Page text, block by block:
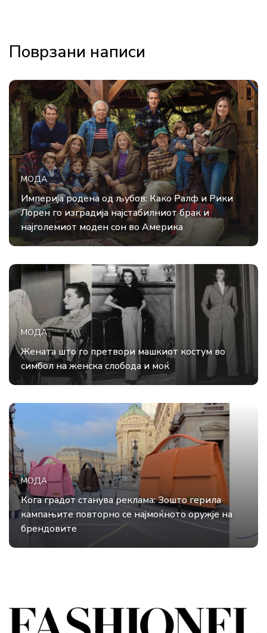
Поврзани написи
МОДА
Империја родена од љубов: Како Ралф и Рики
Лорен го изградија најстабилниот брак и
најголемиот моден сон во Америка
МОДА
Жената што го претвори машкиот костум во
симбол на женска слобода и моќ
МОДА
Кога градот станува реклама: Зошто герила
кампањите повторно се најмоќното оружје на
брендовите